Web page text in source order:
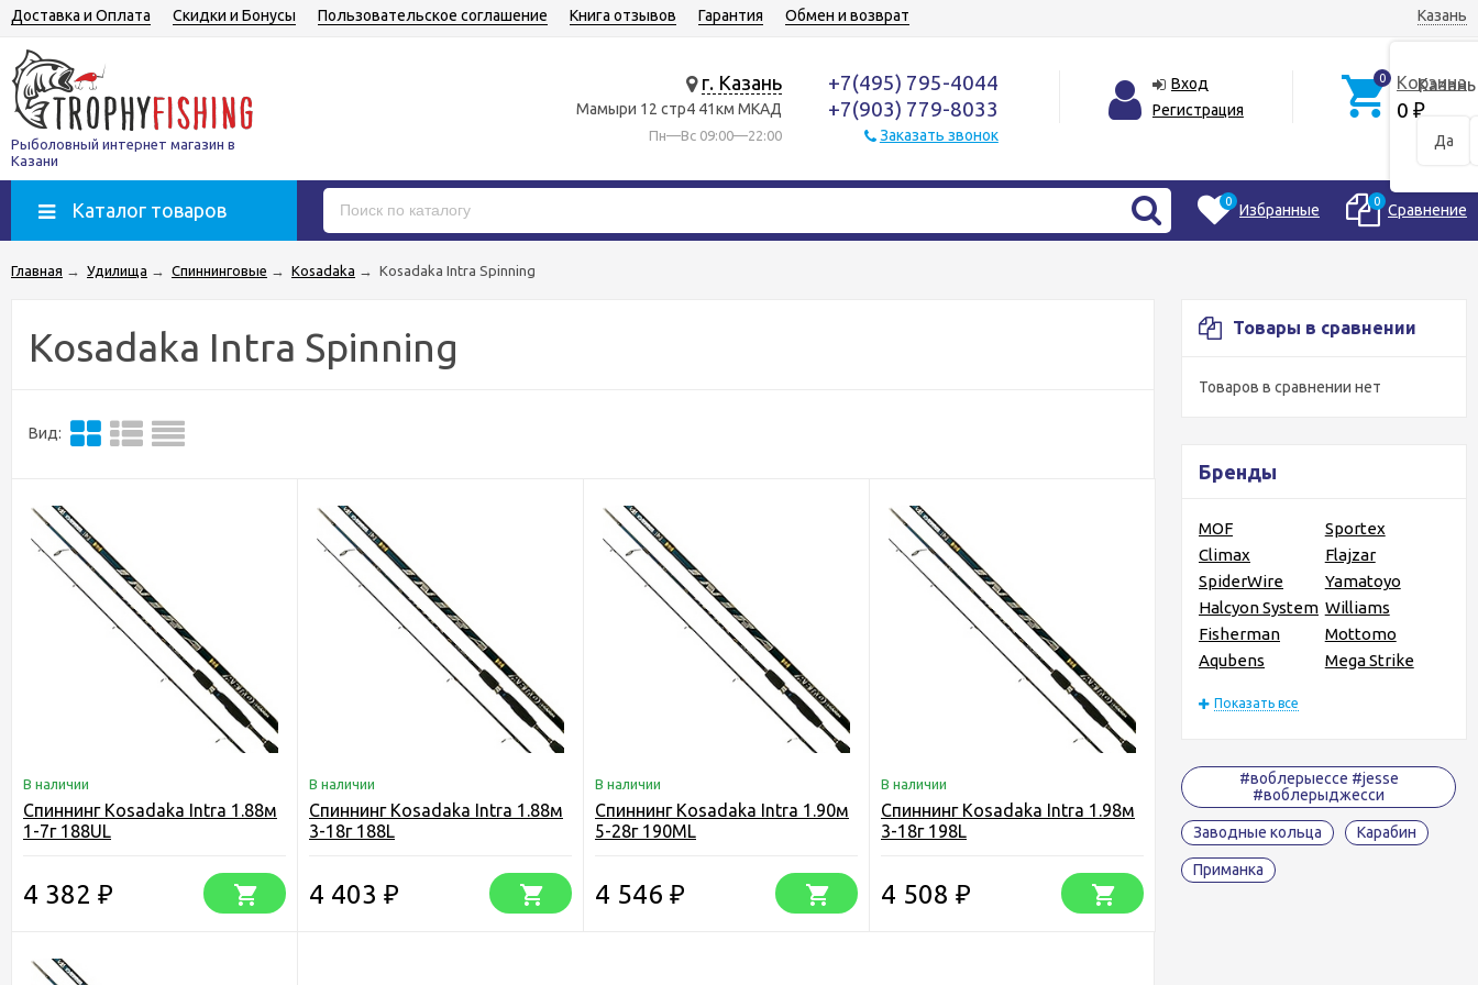
Казань
Да
Доставка и Оплата Скидки и Бонусы Пользовательское соглашение Книга отзывов Гарантия Обмен и возврат
Рыболовный интернет магазин в
Казани
г. Казань
Мамыри 12 стр4 41км МКАД
Пн—Вс 09:00—22:00
+7(495) 795-4044
+7(903) 779-8033
Заказать звонок
Вход
Регистрация
0 Корзина
0 ₽
Каталог товаров 0 Избранные 0 Сравнение
Главная → Удилища → Спиннинговые → Kosadaka → Kosadaka Intra Spinning
Товары в сравнении
Товаров в сравнении нет
Бренды
MOF
Sportex
Climax
Flajzar
SpiderWire
Yamatoyo
Halcyon System Williams
Fisherman
Mottomo
Aqubens
Mega Strike
Показать все
#воблерыессе #jesse
#воблерыджесси
Заводные кольца Карабин
Приманка
Kosadaka Intra Spinning
Вид:
В наличии
Спиннинг Kosadaka Intra 1.88м
1-7г 188UL
4 382 ₽
В наличии
Спиннинг Kosadaka Intra 1.88м
3-18г 188L
4 403 ₽
В наличии
Спиннинг Kosadaka Intra 1.90м
5-28г 190ML
4 546 ₽
В наличии
Спиннинг Kosadaka Intra 1.98м
3-18г 198L
4 508 ₽